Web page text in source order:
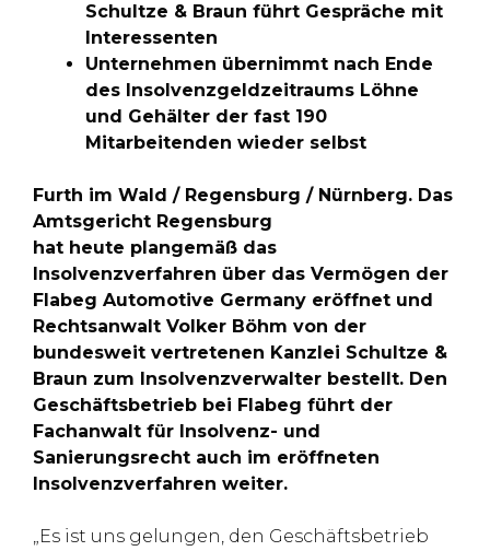
Schultze & Braun führt Gespräche mit
Interessenten
Unternehmen übernimmt nach Ende
des Insolvenzgeldzeitraums Löhne
und Gehälter der fast 190
Mitarbeitenden wieder selbst
Furth im Wald / Regensburg / Nürnberg. Das
Amtsgericht Regensburg
hat heute plangemäß das
Insolvenzverfahren über das Vermögen der
Flabeg Automotive Germany eröffnet und
Rechtsanwalt Volker Böhm von der
bundesweit vertretenen Kanzlei Schultze &
Braun zum Insolvenzverwalter bestellt. Den
Geschäftsbetrieb bei Flabeg führt der
Fachanwalt für Insolvenz- und
Sanierungsrecht auch im eröffneten
Insolvenzverfahren weiter.
„Es ist uns gelungen, den Geschäftsbetrieb